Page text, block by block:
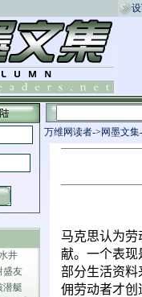
井
盛友
潜艇
万维网读者-> 网墨文集
马克思认为
献。一个表现
部分生活资料
佣劳动者才创